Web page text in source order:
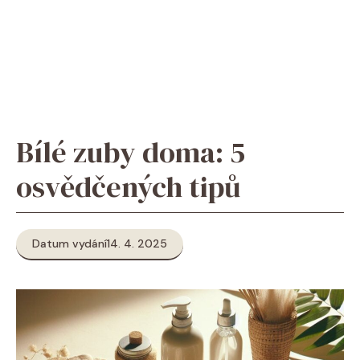
Bílé zuby doma: 5
osvědčených tipů
Datum vydání14. 4. 2025